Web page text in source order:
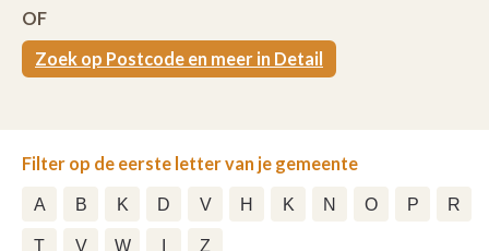
OF
Zoek op Postcode en meer in Detail
Filter op de eerste letter van je gemeente
A B K D V H K N O P R
T V W I Z